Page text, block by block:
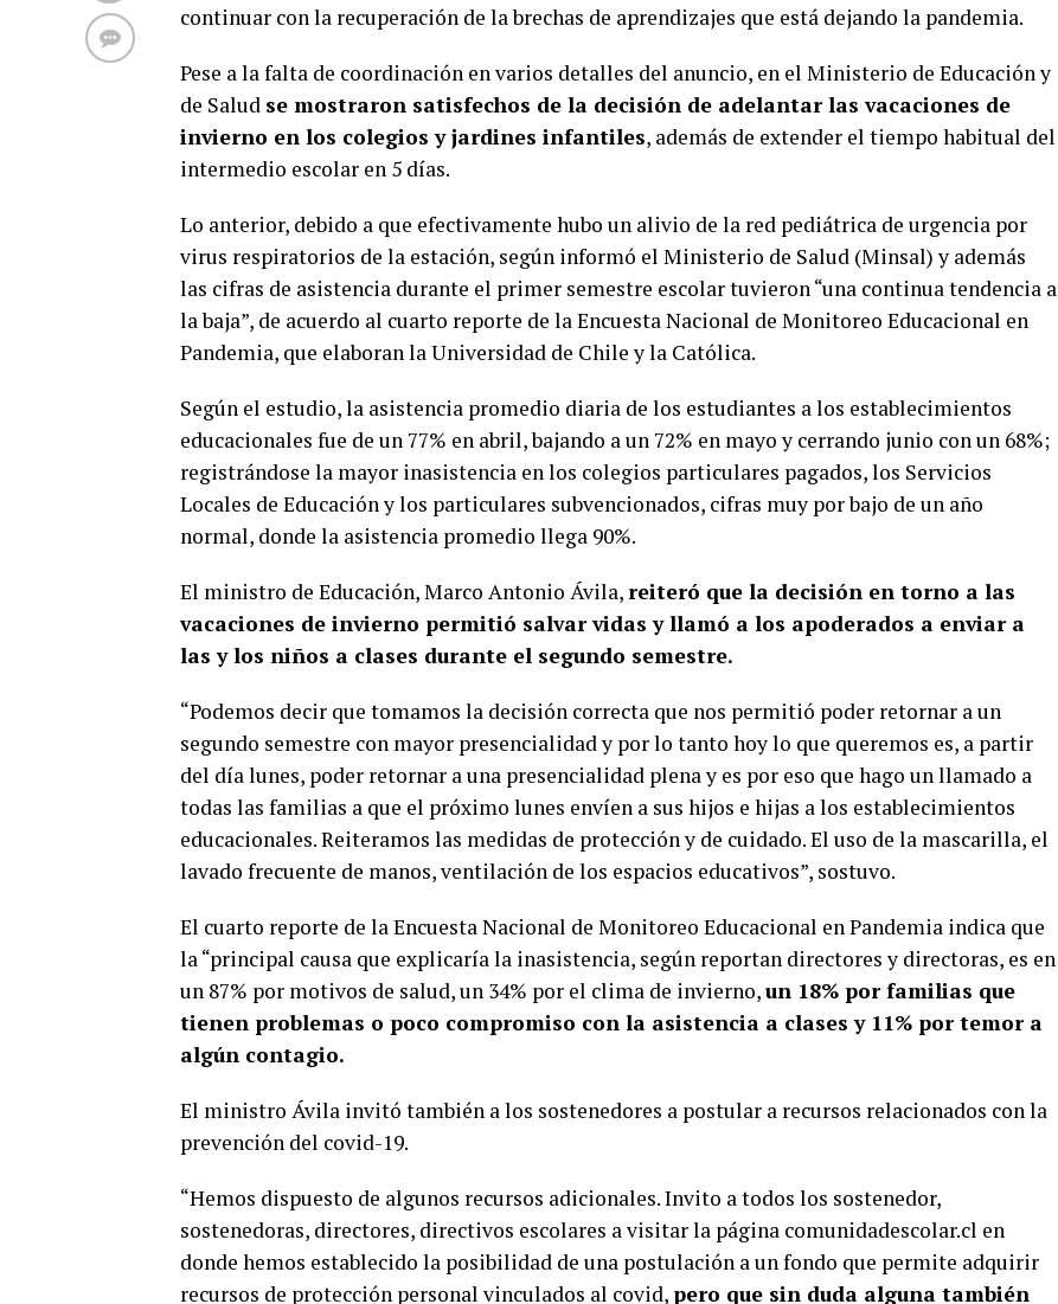
continuar con la recuperación de la brechas de aprendizajes que está dejando la pandemia.
Pese a la falta de coordinación en varios detalles del anuncio, en el Ministerio de Educación y
de Salud se mostraron satisfechos de la decisión de adelantar las vacaciones de
invierno en los colegios y jardines infantiles, además de extender el tiempo habitual del
intermedio escolar en 5 días.
Lo anterior, debido a que efectivamente hubo un alivio de la red pediátrica de urgencia por
virus respiratorios de la estación, según informó el Ministerio de Salud (Minsal) y además
las cifras de asistencia durante el primer semestre escolar tuvieron “una continua tendencia a
la baja”, de acuerdo al cuarto reporte de la Encuesta Nacional de Monitoreo Educacional en
Pandemia, que elaboran la Universidad de Chile y la Católica.
Según el estudio, la asistencia promedio diaria de los estudiantes a los establecimientos
educacionales fue de un 77% en abril, bajando a un 72% en mayo y cerrando junio con un 68%;
registrándose la mayor inasistencia en los colegios particulares pagados, los Servicios
Locales de Educación y los particulares subvencionados, cifras muy por bajo de un año
normal, donde la asistencia promedio llega 90%.
El ministro de Educación, Marco Antonio Ávila,reiteró que la decisión en torno a las
vacaciones de invierno permitió salvar vidas y llamó a los apoderados a enviar a
las y los niños a clases durante el segundo semestre.
“Podemos decir que tomamos la decisión correcta que nos permitió poder retornar a un
segundo semestre con mayor presencialidad y por lo tanto hoy lo que queremos es, a partir
del día lunes, poder retornar a una presencialidad plena y es por eso que hago un llamado a
todas las familias a que el próximo lunes envíen a sus hijos e hijas a los establecimientos
educacionales. Reiteramos las medidas de protección y de cuidado. El uso de la mascarilla, el
lavado frecuente de manos, ventilación de los espacios educativos”, sostuvo.
El cuarto reporte de la Encuesta Nacional de Monitoreo Educacional en Pandemia indica que
la “principal causa que explicaría la inasistencia, según reportan directores y directoras, es en
un 87% por motivos de salud, un 34% por el clima de invierno,un 18% por familias que
tienen problemas o poco compromiso con la asistencia a clases y 11% por temor a
algún contagio.
El ministro Ávila invitó también a los sostenedores a postular a recursos relacionados con la
prevención del covid-19.
“Hemos dispuesto de algunos recursos adicionales. Invito a todos los sostenedor,
sostenedoras, directores, directivos escolares a visitar la página comunidadescolar.cl en
donde hemos establecido la posibilidad de una postulación a un fondo que permite adquirir
recursos de protección personal vinculados al covid, pero que sin duda alguna también